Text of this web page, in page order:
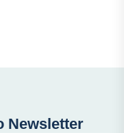
Newsletter